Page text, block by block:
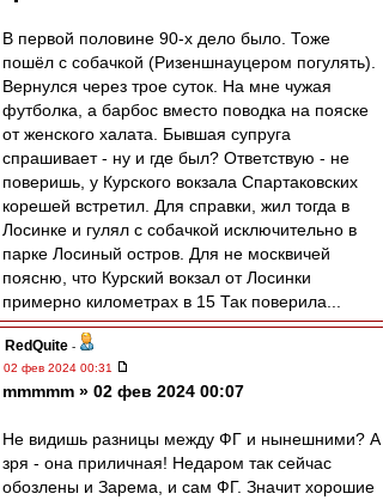
В первой половине 90-х дело было. Тоже
пошёл с собачкой (Ризеншнауцером погулять).
Вернулся через трое суток. На мне чужая
футболка, а барбос вместо поводка на пояске
от женского халата. Бывшая супруга
спрашивает - ну и где был? Ответствую - не
поверишь, у Курского вокзала Спартаковских
корешей встретил. Для справки, жил тогда в
Лосинке и гулял с собачкой исключительно в
парке Лосиный остров. Для не москвичей
поясню, что Курский вокзал от Лосинки
примерно километрах в 15 Так поверила...
RedQuite -
02 фев 2024 00:31
mmmmm » 02 фев 2024 00:07
Не видишь разницы между ФГ и нынешними? А
зря - она приличная! Недаром так сейчас
обозлены и Зарема, и сам ФГ. Значит хорошие